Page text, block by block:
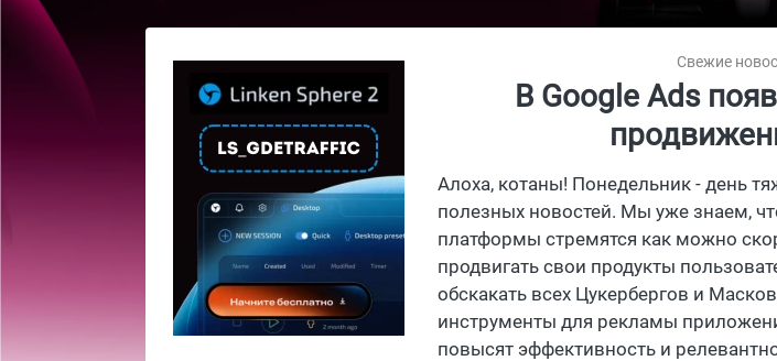
Свежие
В Google Ads
Алоха, котаны! Понедельник - день
полезных новостей. Мы уже знаем,
платформы стремятся как можно
продвигать свои продукты
обскакать всех Цукербергов и
инструменты для рекламы
повысят эффективность и